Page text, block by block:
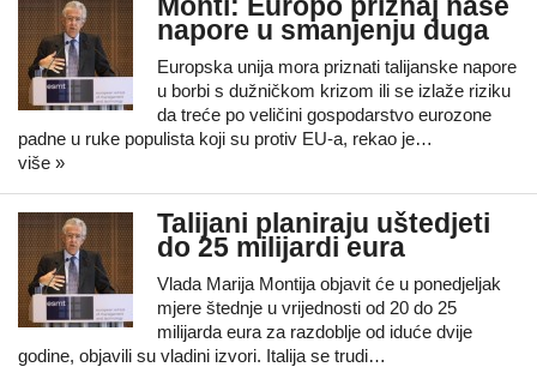
Monti: Europo priznaj naše
napore u smanjenju duga
Europska unija mora priznati talijanske napore
u borbi s dužničkom krizom ili se izlaže riziku
da treće po veličini gospodarstvo eurozone
padne u ruke populista koji su protiv EU-a, rekao je…
više »
Talijani planiraju uštedjeti
do 25 milijardi eura
Vlada Marija Montija objavit će u ponedjeljak
mjere štednje u vrijednosti od 20 do 25
milijarda eura za razdoblje od iduće dvije
godine, objavili su vladini izvori. Italija se trudi…